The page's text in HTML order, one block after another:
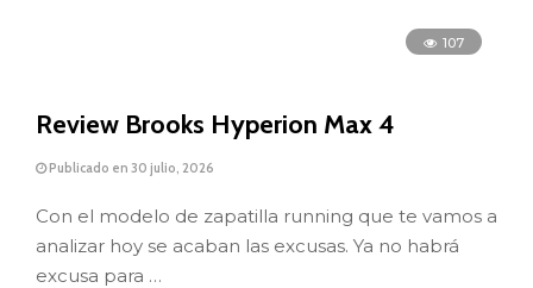
107
Review Brooks Hyperion Max 4
Publicado en 30 julio, 2026
Con el modelo de zapatilla running que te vamos a
analizar hoy se acaban las excusas. Ya no habrá
excusa para …